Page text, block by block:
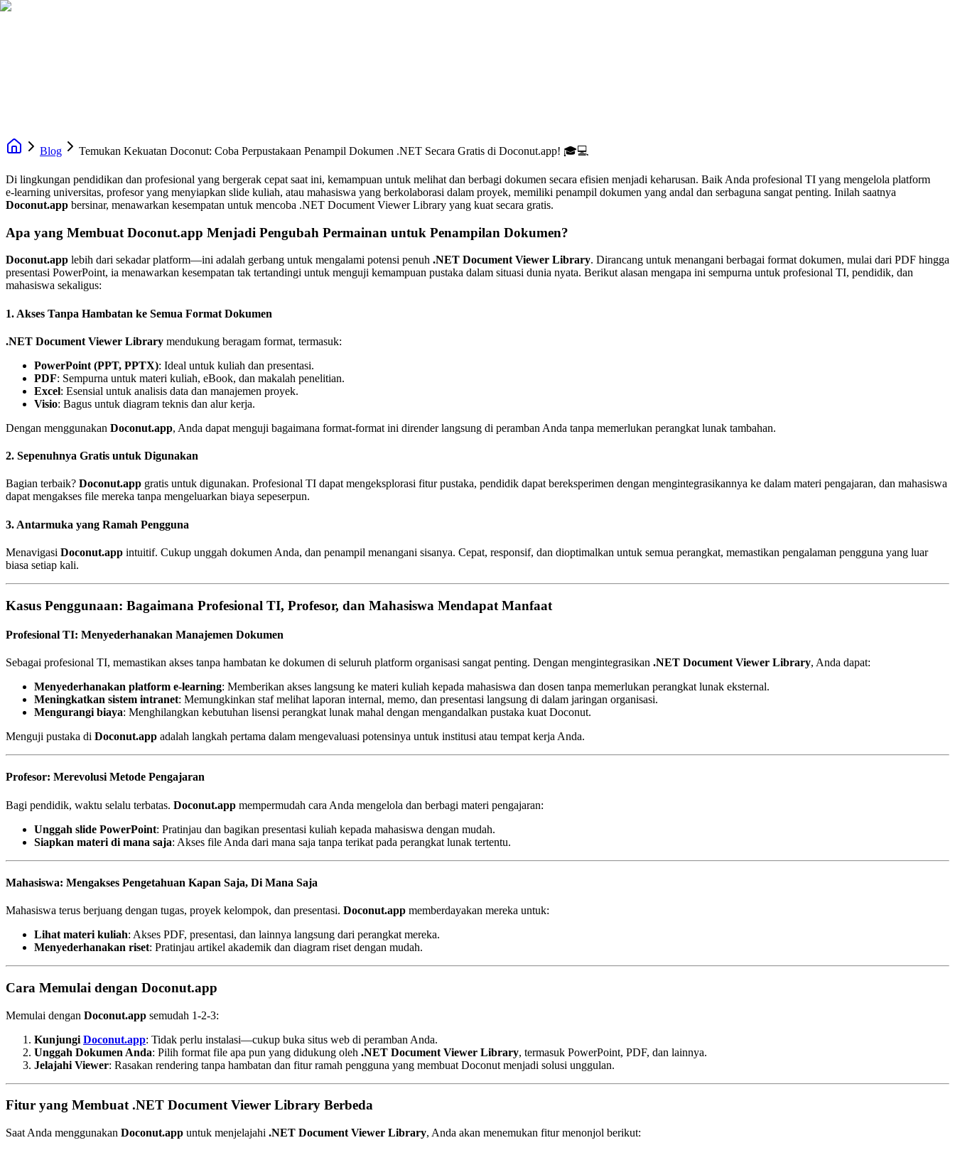
Blog Temukan Kekuatan Doconut: Coba Perpustakaan Penampil Dokumen .NET Secara Gratis di Doconut.app! 🎓💻
Di lingkungan pendidikan dan profesional yang bergerak cepat saat ini, kemampuan untuk melihat dan berbagi dokumen secara efisien menjadi keharusan. Baik Anda profesional TI yang mengelola platform
e‑learning universitas, profesor yang menyiapkan slide kuliah, atau mahasiswa yang berkolaborasi dalam proyek, memiliki penampil dokumen yang andal dan serbaguna sangat penting. Inilah saatnya
Doconut.app bersinar, menawarkan kesempatan untuk mencoba .NET Document Viewer Library yang kuat secara gratis.
Apa yang Membuat Doconut.app Menjadi Pengubah Permainan untuk Penampilan Dokumen?
Doconut.app lebih dari sekadar platform—ini adalah gerbang untuk mengalami potensi penuh .NET Document Viewer Library. Dirancang untuk menangani berbagai format dokumen, mulai dari PDF hingga
presentasi PowerPoint, ia menawarkan kesempatan tak tertandingi untuk menguji kemampuan pustaka dalam situasi dunia nyata. Berikut alasan mengapa ini sempurna untuk profesional TI, pendidik, dan
mahasiswa sekaligus:
1. Akses Tanpa Hambatan ke Semua Format Dokumen
.NET Document Viewer Library mendukung beragam format, termasuk:
PowerPoint (PPT, PPTX): Ideal untuk kuliah dan presentasi.
PDF: Sempurna untuk materi kuliah, eBook, dan makalah penelitian.
Excel: Esensial untuk analisis data dan manajemen proyek.
Visio: Bagus untuk diagram teknis dan alur kerja.
Dengan menggunakan Doconut.app, Anda dapat menguji bagaimana format‑format ini dirender langsung di peramban Anda tanpa memerlukan perangkat lunak tambahan.
2. Sepenuhnya Gratis untuk Digunakan
Bagian terbaik? Doconut.app gratis untuk digunakan. Profesional TI dapat mengeksplorasi fitur pustaka, pendidik dapat bereksperimen dengan mengintegrasikannya ke dalam materi pengajaran, dan mahasiswa
dapat mengakses file mereka tanpa mengeluarkan biaya sepeserpun.
3. Antarmuka yang Ramah Pengguna
Menavigasi Doconut.app intuitif. Cukup unggah dokumen Anda, dan penampil menangani sisanya. Cepat, responsif, dan dioptimalkan untuk semua perangkat, memastikan pengalaman pengguna yang luar
biasa setiap kali.
Kasus Penggunaan: Bagaimana Profesional TI, Profesor, dan Mahasiswa Mendapat Manfaat
Profesional TI: Menyederhanakan Manajemen Dokumen
Sebagai profesional TI, memastikan akses tanpa hambatan ke dokumen di seluruh platform organisasi sangat penting. Dengan mengintegrasikan .NET Document Viewer Library, Anda dapat:
Menyederhanakan platform e‑learning: Memberikan akses langsung ke materi kuliah kepada mahasiswa dan dosen tanpa memerlukan perangkat lunak eksternal.
Meningkatkan sistem intranet: Memungkinkan staf melihat laporan internal, memo, dan presentasi langsung di dalam jaringan organisasi.
Mengurangi biaya: Menghilangkan kebutuhan lisensi perangkat lunak mahal dengan mengandalkan pustaka kuat Doconut.
Menguji pustaka di Doconut.app adalah langkah pertama dalam mengevaluasi potensinya untuk institusi atau tempat kerja Anda.
Profesor: Merevolusi Metode Pengajaran
Bagi pendidik, waktu selalu terbatas. Doconut.app mempermudah cara Anda mengelola dan berbagi materi pengajaran:
Unggah slide PowerPoint: Pratinjau dan bagikan presentasi kuliah kepada mahasiswa dengan mudah.
Siapkan materi di mana saja: Akses file Anda dari mana saja tanpa terikat pada perangkat lunak tertentu.
Mahasiswa: Mengakses Pengetahuan Kapan Saja, Di Mana Saja
Mahasiswa terus berjuang dengan tugas, proyek kelompok, dan presentasi. Doconut.app memberdayakan mereka untuk:
Lihat materi kuliah: Akses PDF, presentasi, dan lainnya langsung dari perangkat mereka.
Menyederhanakan riset: Pratinjau artikel akademik dan diagram riset dengan mudah.
Cara Memulai dengan Doconut.app
Memulai dengan Doconut.app semudah 1‑2‑3:
Kunjungi Doconut.app: Tidak perlu instalasi—cukup buka situs web di peramban Anda.
Unggah Dokumen Anda: Pilih format file apa pun yang didukung oleh .NET Document Viewer Library, termasuk PowerPoint, PDF, dan lainnya.
Jelajahi Viewer: Rasakan rendering tanpa hambatan dan fitur ramah pengguna yang membuat Doconut menjadi solusi unggulan.
Fitur yang Membuat .NET Document Viewer Library Berbeda
Saat Anda menggunakan Doconut.app untuk menjelajahi .NET Document Viewer Library, Anda akan menemukan fitur menonjol berikut: